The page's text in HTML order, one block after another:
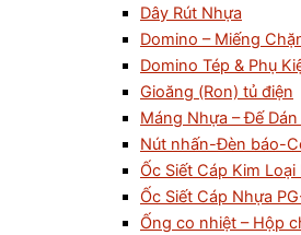
Dây Rút Nhựa
Domino – Miếng
Domino Tép & Phụ
Gioăng (Ron) tủ điện
Máng Nhựa – Đế Dán
Nút nhấn-Đèn báo-
Ốc Siết Cáp Kim Loại
Ốc Siết Cáp Nhựa
Ống co nhiệt – Hộp